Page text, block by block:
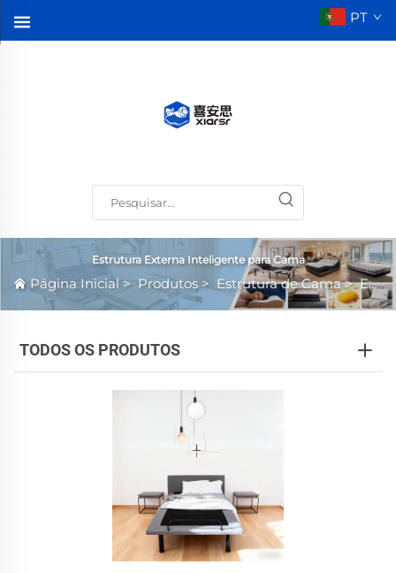
PT
Estrutura Externa Inteligente para Cama
Página Inicial>Produtos > Estrutura de Cama>Estrutura Externa Inteligente para Cama
TODOS OS PRODUTOS